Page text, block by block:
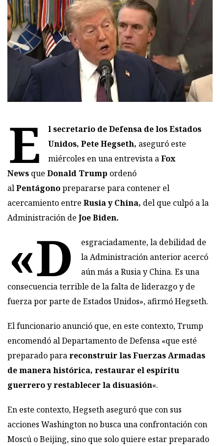
E
l secretario de Defensa de los Estados
Unidos, Pete Hegseth, aseguró este
miércoles en una entrevista aFox
News que Donald Trump ordenó
alPentágonoprepararse para contener el
acercamiento entre Rusia y China, del que culpó a la
Administración de Joe Biden.
«D
esgraciadamente, la debilidad de
la Administración anterior acercó
aún más a Rusia y China. Es una
consecuencia terrible de la falta de liderazgo y de
fuerza por parte de Estados Unidos», afirmó Hegseth.
El funcionario anunció que, en este contexto, Trump
encomendó al Departamento de Defensa «que esté
preparado parareconstruir las Fuerzas Armadas
de manera histórica, restaurar el espíritu
guerrero y restablecer la disuasión«.
En este contexto, Hegseth aseguró que con sus
acciones Washington no busca una confrontación con
Moscú o Beijing, sino que solo quiere estar preparado